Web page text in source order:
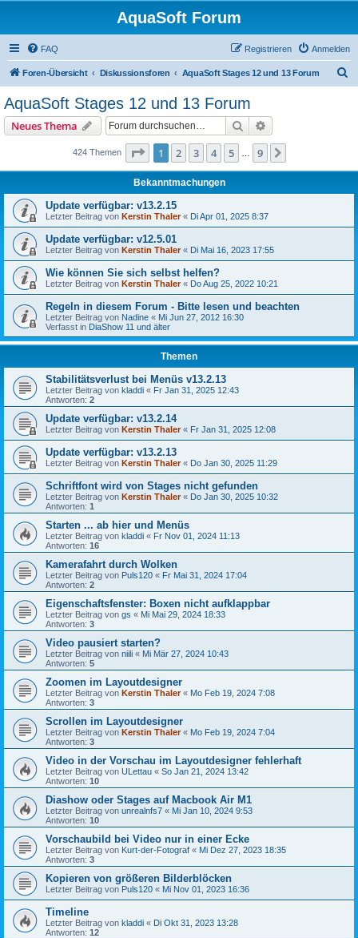
AquaSoft Forum
FAQ Anmelden
Registrieren
Foren-Übersicht Diskussionsforen AquaSoft Stages 12 und 13 Forum
AquaSoft Stages 12 und 13 Forum
Neues Thema Suche
424 Themen Seite 1von
1 2 3 4 5 9
Bekanntmachungen
Update verfügbar: v13.2.15
Letzter Beitrag von Kerstin Thaler« Di Apr 01, 2025 8:37
Update verfügbar: v12.5.01
Letzter Beitrag von Kerstin Thaler« Di Mai 16, 2023 17:55
Wie können Sie sich selbst helfen?
Letzter Beitrag von Kerstin Thaler« Do Aug 25, 2022 10:21
Regeln in diesem Forum - Bitte lesen und beachten
Letzter Beitrag von Nadine « Mi Jun 27, 2012 16:30
Verfasst in DiaShow 11 und älter
Themen
Stabilitätsverlust bei Menüs v13.2.13
Letzter Beitrag von kladdi « Fr Jan 31, 2025 12:43
Antworten: 2
Update verfügbar: v13.2.14
Letzter Beitrag von Kerstin Thaler« Fr Jan 31, 2025 12:08
Update verfügbar: v13.2.13
Letzter Beitrag von Kerstin Thaler« Do Jan 30, 2025 11:29
Schriftfont wird von Stages nicht gefunden
Letzter Beitrag von Kerstin Thaler« Do Jan 30, 2025 10:32
Antworten: 1
Starten ... ab hier und Menüs
Letzter Beitrag von kladdi « Fr Nov 01, 2024 11:13
Antworten: 16
Kamerafahrt durch Wolken
Letzter Beitrag von Puls120 « Fr Mai 31, 2024 17:04
Antworten: 2
Eigenschaftsfenster: Boxen nicht aufklappbar
Letzter Beitrag von gs « Mi Mai 29, 2024 18:33
Antworten: 3
Video pausiert starten?
Letzter Beitrag von niili « Mi Mär 27, 2024 10:43
Antworten: 5
Zoomen im Layoutdesigner
Letzter Beitrag von Kerstin Thaler« Mo Feb 19, 2024 7:08
Antworten: 3
Scrollen im Layoutdesigner
Letzter Beitrag von Kerstin Thaler« Mo Feb 19, 2024 7:04
Antworten: 3
Video in der Vorschau im Layoutdesigner fehlerhaft
Letzter Beitrag von ULettau « So Jan 21, 2024 13:42
Antworten: 10
Diashow oder Stages auf Macbook Air M1
Letzter Beitrag von unrealnfs7 « Mi Jan 10, 2024 9:53
Antworten: 10
Vorschaubild bei Video nur in einer Ecke
Letzter Beitrag von Kurt-der-Fotograf « Mi Dez 27, 2023 18:35
Antworten: 3
Kopieren von größeren Bilderblöcken
Letzter Beitrag von Puls120 « Mi Nov 01, 2023 16:36
Timeline
Letzter Beitrag von kladdi « Di Okt 31, 2023 13:28
Antworten: 12